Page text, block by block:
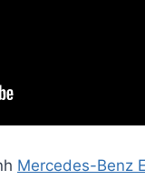
Mercedes-Benz